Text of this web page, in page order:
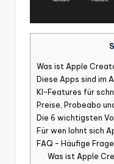
Was ist Apple
Diese Apps sind im
KI-Features für
Preise, Probeabo
Die 6 wichtigsten
Für wen lohnt sich
FAQ – Häufige
Was ist Apple